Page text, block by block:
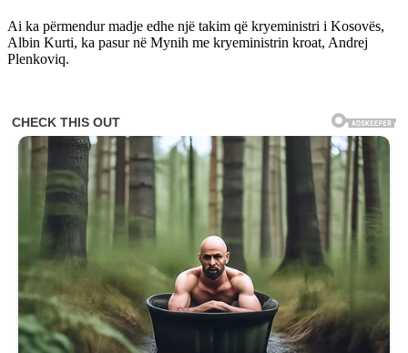
Ai ka përmendur madje edhe një takim që kryeministri i Kosovës,
Albin Kurti, ka pasur në Mynih me kryeministrin kroat, Andrej
Plenkoviq.